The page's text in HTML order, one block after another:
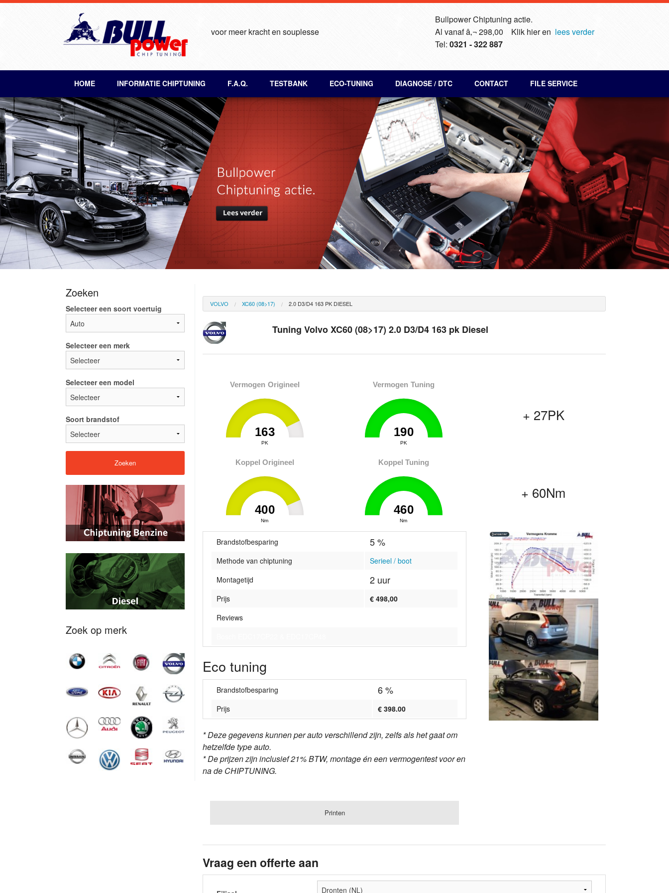
voor meer kracht en souplesse
Bullpower Chiptuning actie.
Al vanaf â‚¬ 298,00 Klik hier en lees verder
Tel: 0321 - 322 887
HOME INFORMATIE CHIPTUNING F.A.Q. TESTBANK ECO-TUNING DIAGNOSE / DTC CONTACT FILE SERVICE
Zoeken
Selecteer een soort voertuig
Selecteer een merk
Selecteer een model
Soort brandstof
Zoek op merk
VOLVO XC60 (08>17) 2.0 D3/D4 163 PK DIESEL
Tuning Volvo XC60 (08>17) 2.0 D3/D4 163 pk Diesel
Vermogen Origineel
163
PK
Vermogen Tuning
190
PK
+ 27PK
Koppel Origineel
400
Nm
Koppel Tuning
460
Nm
+ 60Nm
Brandstofbesparing 5 %
Methode van chiptuning
Serieel / boot
Montagetijd
2 uur
Prijs
€ 498,00
Reviews
Eco tuning
Brandstofbesparing 6 %
Prijs € 398.00
* Deze gegevens kunnen per auto verschillend zijn, zelfs als het gaat om
hetzelfde type auto.
* De prijzen zijn inclusief 21% BTW, montage én een vermogentest voor en
na de CHIPTUNING.
Printen
Vraag een offerte aan